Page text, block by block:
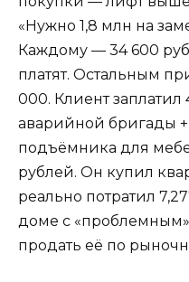
«Нужно 1,8 млн на
Каждому — 34 600
платят. Остальным
000. Клиент заплатил
аварийной бригады
подъёмника для
рублей. Он купил
реально потратил
доме с
продать её по